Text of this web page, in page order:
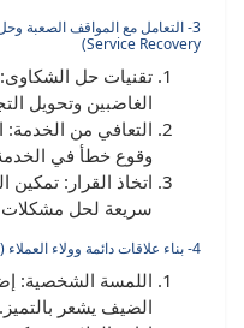
Service Recovery)
تقنيات حل الشكاوى:
الغاضبين وتحويل
التعافي من الخدمة:
وقوع خطأ في
اتخاذ القرار:
سريعة لحل
4- بناء علاقات دائمة وولاء العملاء (Building Loyalty)
اللمسة الشخصية:
الضيف يشعر بالتميز.